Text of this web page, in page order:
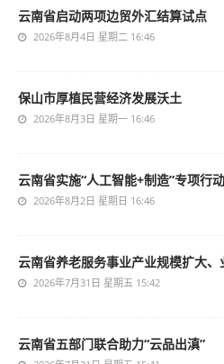
云南省启动两项边贸外汇结算试点
2026年8月4日 星期二 16:46
保山市厚植民营经济发展沃土
2026年8月3日 星期一 16:46
云南省实施“人工智能+制造”专项行动
2026年8月2日 星期日 16:46
云南省养老服务事业产业规模扩大
2026年7月31日 星期五 15:42
云南省五部门联合助力“云品出滇”